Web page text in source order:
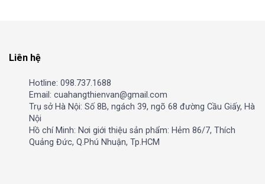
Liên hệ
Hotline: 098.737.1688
Email: cuahangthienvan@gmail.com
Trụ sở Hà Nội: Số 8B, ngách 39, ngõ 68 đường Cầu Giấy, Hà
Nội
Hồ chí Minh: Nơi giới thiệu sản phẩm: Hẻm 86/7, Thích
Quảng Đức, Q.Phú Nhuận, Tp.HCM